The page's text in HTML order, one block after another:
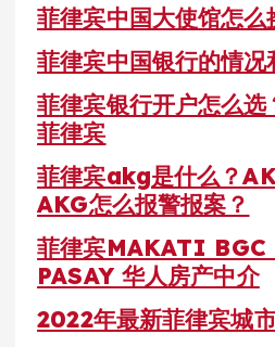
菲律宾中国大使馆怎么
菲律宾中国银行的情况
菲律宾银行开户怎么
菲律宾
菲律宾akg是什么？
AKG怎么报警报案？
菲律宾MAKATI
PASAY 华人房产中介
2022年最新菲律宾城